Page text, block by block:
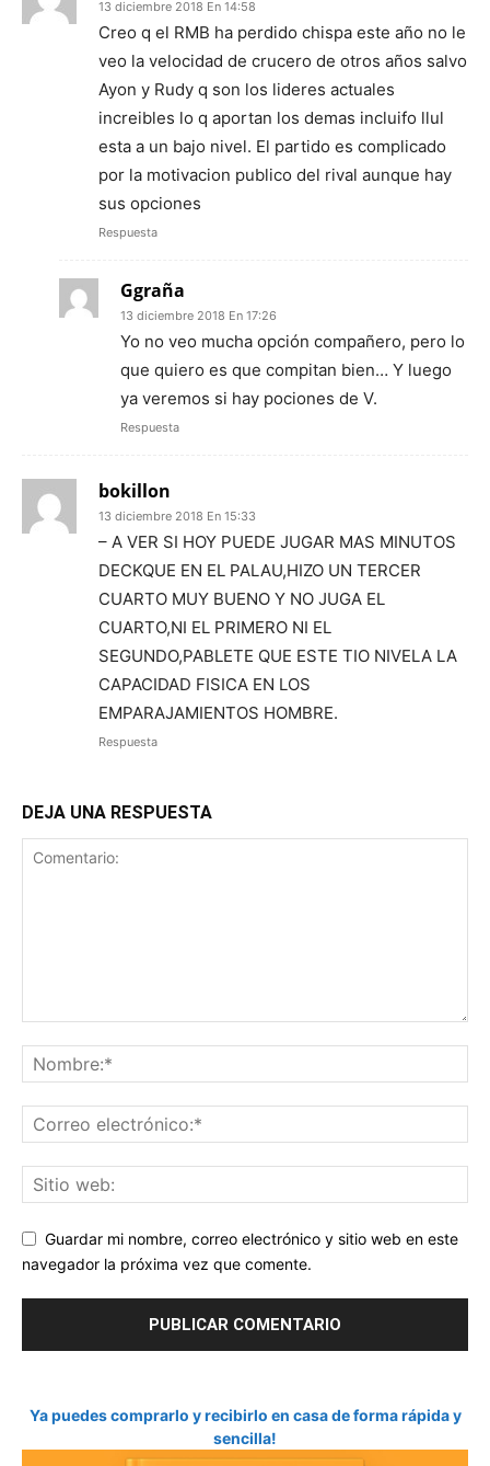
13 diciembre 2018 En 14:58
Creo q el RMB ha perdido chispa este año no le
veo la velocidad de crucero de otros años salvo
Ayon y Rudy q son los lideres actuales
increibles lo q aportan los demas incluifo llul
esta a un bajo nivel. El partido es complicado
por la motivacion publico del rival aunque hay
sus opciones
Respuesta
Ggraña
13 diciembre 2018 En 17:26
Yo no veo mucha opción compañero, pero lo
que quiero es que compitan bien… Y luego
ya veremos si hay pociones de V.
Respuesta
bokillon
13 diciembre 2018 En 15:33
– A VER SI HOY PUEDE JUGAR MAS MINUTOS
DECKQUE EN EL PALAU,HIZO UN TERCER
CUARTO MUY BUENO Y NO JUGA EL
CUARTO,NI EL PRIMERO NI EL
SEGUNDO,PABLETE QUE ESTE TIO NIVELA LA
CAPACIDAD FISICA EN LOS
EMPARAJAMIENTOS HOMBRE.
Respuesta
DEJA UNA RESPUESTA
Guardar mi nombre, correo electrónico y sitio web en este
navegador la próxima vez que comente.
Ya puedes comprarlo y recibirlo en casa de forma rápida y
sencilla!